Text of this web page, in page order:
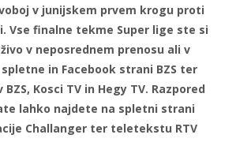
v junijskem prvem krogu proti
Vse finalne tekme Super lige ste si
v neposrednem prenosu ali v
in Facebook strani BZS ter
Kosci TV in Hegy TV. Razpored
lahko najdete na spletni strani
Challanger ter teletekstu RTV